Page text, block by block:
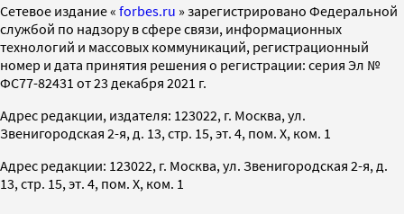
Cетевое издание « forbes.ru » зарегистрировано Федеральной
службой по надзору в сфере связи, информационных
технологий и массовых коммуникаций, регистрационный
номер и дата принятия решения о регистрации: серия Эл №
ФС77-82431 от 23 декабря 2021 г.
Адрес редакции, издателя: 123022, г. Москва, ул.
Звенигородская 2-я, д. 13, стр. 15, эт. 4, пом. X, ком. 1
Адрес редакции: 123022, г. Москва, ул. Звенигородская 2-я, д.
13, стр. 15, эт. 4, пом. X, ком. 1